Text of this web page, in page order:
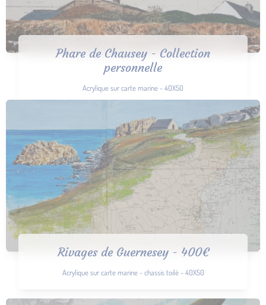
Phare de Chausey - Collection
personnelle
Acrylique sur carte marine - 40X50
Rivages de Guernesey - 400€
Acrylique sur carte marine - chassis toilé - 40X50